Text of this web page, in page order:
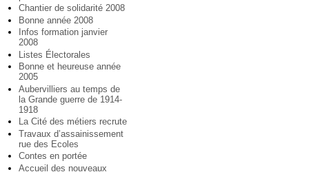
Chantier de solidarité 2008
Bonne année 2008
Infos formation janvier
2008
Listes Électorales
Bonne et heureuse année
2005
Aubervilliers au temps de
la Grande guerre de 1914-
1918
La Cité des métiers recrute
Travaux d’assainissement
rue des Ecoles
Contes en portée
Accueil des nouveaux